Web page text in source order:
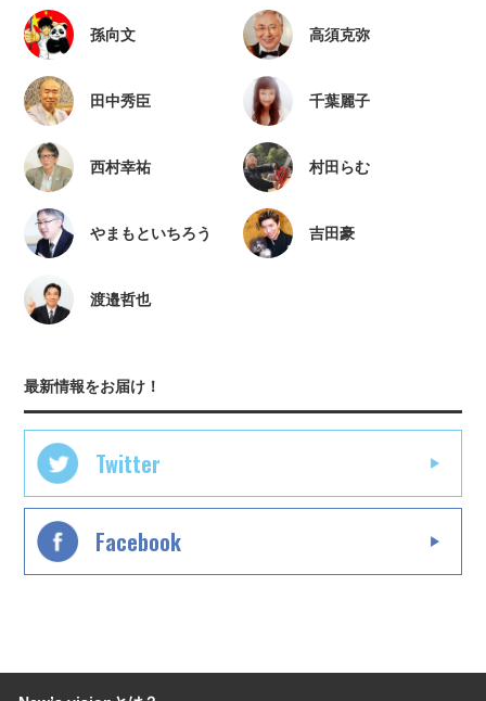
孫向文 高須克弥
田中秀臣 千葉麗子
西村幸祐 村田らむ
やまもといちろう 吉田豪
渡邉哲也
最新情報をお届け！
Twitter
Facebook